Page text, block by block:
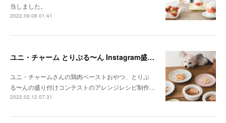
当しました。
2022.09.08 01:41
ユニ・チャーム とりぷる〜ん Instagram盛り付けコンテスト
ユニ・チャームさんの鶏肉ペーストおやつ、とりぷ
る〜んの盛り付けコンテストのアレンジレシピ制作…
2022.02.12 07:31